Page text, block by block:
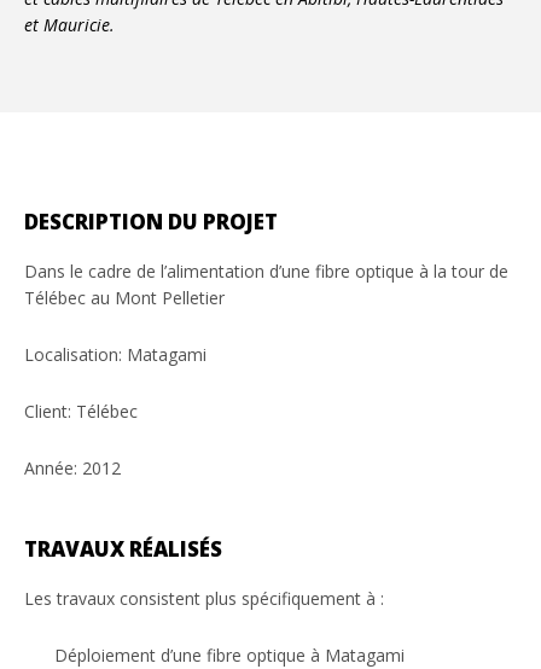
et Mauricie.
DESCRIPTION DU PROJET
Dans le cadre de l’alimentation d’une fibre optique à la tour de
Télébec au Mont Pelletier
Localisation: Matagami
Client: Télébec
Année: 2012
TRAVAUX RÉALISÉS
Les travaux consistent plus spécifiquement à :
Déploiement d’une fibre optique à Matagami